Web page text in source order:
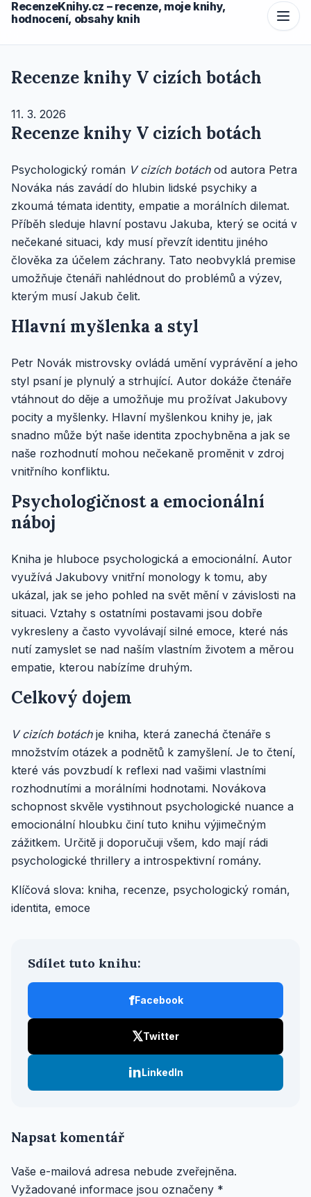
RecenzeKnihy.cz – recenze, moje knihy,
hodnocení, obsahy knih
Recenze knihy V cizích botách
11. 3. 2026
Recenze knihy V cizích botách
Psychologický román V cizích botáchod autora Petra
Nováka nás zavádí do hlubin lidské psychiky a
zkoumá témata identity, empatie a morálních dilemat.
Příběh sleduje hlavní postavu Jakuba, který se ocitá v
nečekané situaci, kdy musí převzít identitu jiného
člověka za účelem záchrany. Tato neobvyklá premise
umožňuje čtenáři nahlédnout do problémů a výzev,
kterým musí Jakub čelit.
Hlavní myšlenka a styl
Petr Novák mistrovsky ovládá umění vyprávění a jeho
styl psaní je plynulý a strhující. Autor dokáže čtenáře
vtáhnout do děje a umožňuje mu prožívat Jakubovy
pocity a myšlenky. Hlavní myšlenkou knihy je, jak
snadno může být naše identita zpochybněna a jak se
naše rozhodnutí mohou nečekaně proměnit v zdroj
vnitřního konfliktu.
Psychologičnost a emocionální
náboj
Kniha je hluboce psychologická a emocionální. Autor
využívá Jakubovy vnitřní monology k tomu, aby
ukázal, jak se jeho pohled na svět mění v závislosti na
situaci. Vztahy s ostatními postavami jsou dobře
vykresleny a často vyvolávají silné emoce, které nás
nutí zamyslet se nad naším vlastním životem a měrou
empatie, kterou nabízíme druhým.
Celkový dojem
V cizích botáchje kniha, která zanechá čtenáře s
množstvím otázek a podnětů k zamyšlení. Je to čtení,
které vás povzbudí k reflexi nad vašimi vlastními
rozhodnutími a morálními hodnotami. Novákova
schopnost skvěle vystihnout psychologické nuance a
emocionální hloubku činí tuto knihu výjimečným
zážitkem. Určitě ji doporučuji všem, kdo mají rádi
psychologické thrillery a introspektivní romány.
Klíčová slova: kniha, recenze, psychologický román,
identita, emoce
Sdílet tuto knihu:
fFacebook
𝕏Twitter
inLinkedIn
Napsat komentář
Vaše e-mailová adresa nebude zveřejněna.
Vyžadované informace jsou označeny *